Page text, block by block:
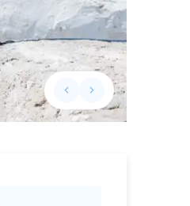
keyboard_arrow_leftPrevious slide
keyboard_arrow_rightNext slide